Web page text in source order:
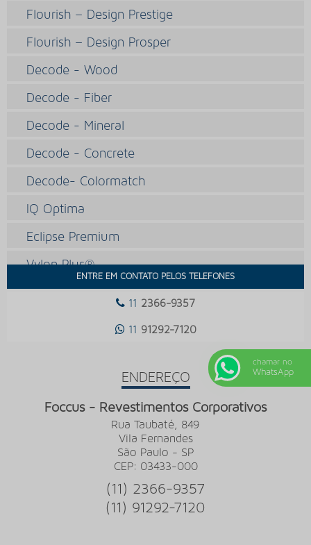
Flourish – Design Prestige
Flourish – Design Prosper
Decode - Wood
Decode - Fiber
Decode - Mineral
Decode - Concrete
Decode- Colormatch
IQ Optima
Eclipse Premium
Vylon Plus®
Standard Plus®
2000 PUR
Classic Mystique PUR
Stepway Stone Concreto
ENTRE EM CONTATO PELOS TELEFONES
11 2366-9357
11 91292-7120
ENDEREÇO
Foccus - Revestimentos Corporativos
Rua Taubaté, 849
Vila Fernandes
São Paulo - SP
CEP: 03433-000
(11) 2366-9357
(11) 91292-7120
chamar no
WhatsApp